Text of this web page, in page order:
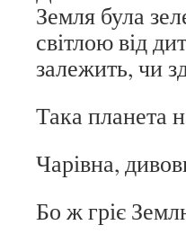
Земля була
світлою від
залежить, чи
Така планета
Чарівна,
Бо жгріє